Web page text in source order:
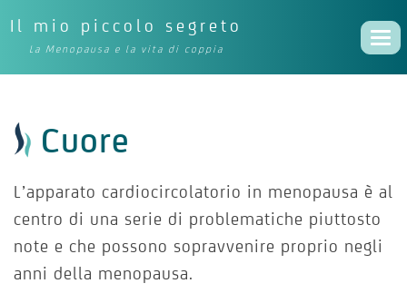
Il mio piccolo segreto
La Menopausa e la vita di coppia
Cuore
L’apparato cardiocircolatorio in menopausa è al
centro di una serie di problematiche piuttosto
note e che possono sopravvenire proprio negli
anni della menopausa.